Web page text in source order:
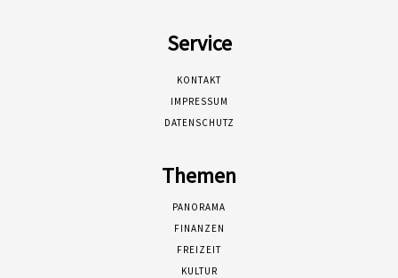
Service
KONTAKT
IMPRESSUM
DATENSCHUTZ
Themen
PANORAMA
FINANZEN
FREIZEIT
KULTUR